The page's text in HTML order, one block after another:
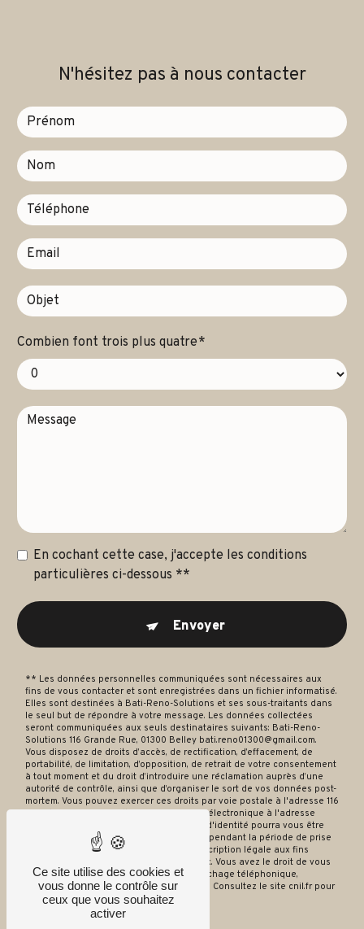
N'hésitez pas à nous contacter
Combien font trois plus quatre
En cochant cette case, j'accepte les conditions
particulières ci-dessous **
Envoyer
** Les données personnelles communiquées sont nécessaires aux
fins de vous contacter et sont enregistrées dans un fichier informatisé.
Elles sont destinées à Bati-Reno-Solutions et ses sous-traitants dans
le seul but de répondre à votre message. Les données collectées
seront communiquées aux seuls destinataires suivants: Bati-Reno-
Solutions 116 Grande Rue, 01300 Belley bati.reno01300@gmail.com.
Vous disposez de droits d’accès, de rectification, d’effacement, de
portabilité, de limitation, d’opposition, de retrait de votre consentement
à tout moment et du droit d’introduire une réclamation auprès d’une
autorité de contrôle, ainsi que d’organiser le sort de vos données post-
mortem. Vous pouvez exercer ces droits par voie postale à l'adresse 116
Grande Rue, 01300 Belley ou par courrier électronique à l'adresse
bati.reno01300@gmail.com. Un justificatif d'identité pourra vous être
demandé. Nous conservons vos données pendant la période de prise
de contact puis pendant la durée de prescription légale aux fins
probatoires et de gestion des contentieux. Vous avez le droit de vous
inscrire sur la liste d'opposition au démarchage téléphonique,
disponible à cette adresse: Bloctel.gouv.fr
. Consultez le site cnil.fr pour
plus d’informations sur vos droits.
Ce site utilise des cookies et
vous donne le contrôle sur
ceux que vous souhaitez
activer